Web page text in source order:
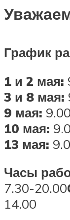
График
1 и 2 мая:
3 и 8 мая:
9 мая:
10 мая:
13 мая:
Часы
7.30-20.00
14.00